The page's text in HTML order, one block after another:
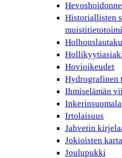
Historiallisten
Hovioikeudet
Hydrografinen
Ihmiselämän
Irtolaisuus
Jahvetin
Jokioisten
Joulupukki